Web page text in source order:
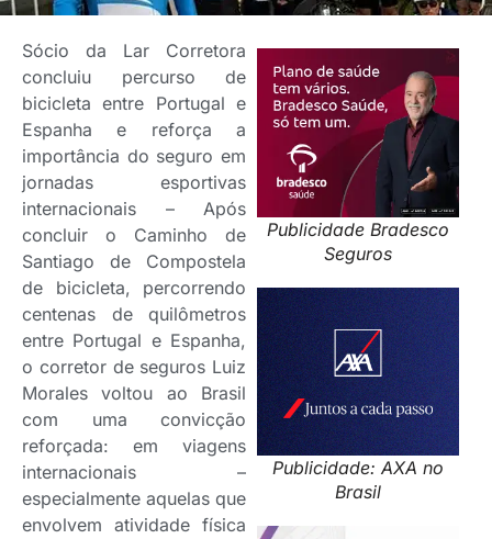
Publicidade Bradesco
Seguros
Publicidade: AXA no
Brasil
Sócio da Lar Corretora
concluiu percurso de
bicicleta entre Portugal e
Espanha e reforça a
importância do seguro em
jornadas esportivas
internacionais – Após
concluir o Caminho de
Santiago de Compostela
de bicicleta, percorrendo
centenas de quilômetros
entre Portugal e Espanha,
o corretor de seguros Luiz
Morales voltou ao Brasil
com uma convicção
reforçada: em viagens
internacionais –
especialmente aquelas que
envolvem atividade física